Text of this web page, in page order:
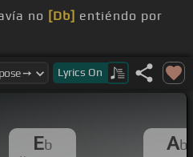
no [Db] entiéndo por
sorprendiste con tu
[C]
Lyrics On
Eb Ab